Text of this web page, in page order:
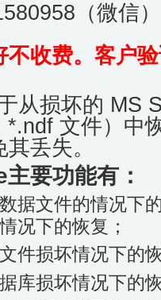
（微信
不收费。客户
从损坏的 MS
文件）中
丢失。
要功能有：
据文件的情况下
况下的恢复；
件损坏情况下的
库损坏情况下的